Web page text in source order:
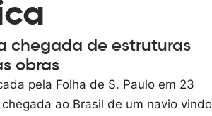
chegada de estruturas
obras
pela Folha de S. Paulo em 23
ao Brasil de um navio vindo